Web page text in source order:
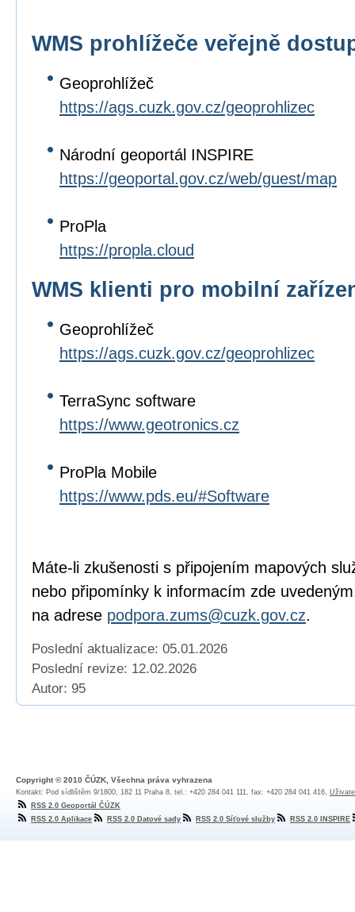
WMS prohlížeče veřejně
Geoprohlížeč
https://ags.cuzk.gov.cz/geoprohlizec
Národní geoportál INSPIRE
https://geoportal.gov.cz/web/guest/map
ProPla
https://propla.cloud
WMS klienti pro mobilní
Geoprohlížeč
https://ags.cuzk.gov.cz/geoprohlizec
TerraSync software
https://www.geotronics.cz
ProPla Mobile
https://www.pds.eu/#Software
Máte-li zkušenosti s připojením mapových
nebo připomínky k informacím zde
na adrese podpora.zums@cuzk.gov.cz.
Poslední aktualizace: 05.01.2026
Poslední revize: 12.02.2026
Autor: 95
Copyright © 2010 ČÚZK, Všechna práva vyhrazena
Kontakt: Pod sídlištěm 9/1800, 182 11 Praha 8, tel.: +420 284 041 111, fax: +420 284 041 416,
RSS 2.0 Geoportál ČÚZK
RSS 2.0 Aplikace
RSS 2.0 Datové sady RSS 2.0 Síťové služby RSS 2.0 INSPIRE